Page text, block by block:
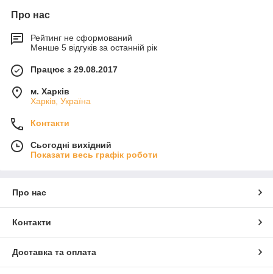
Про нас
Рейтинг не сформований
Менше 5 відгуків за останній рік
Працює з 29.08.2017
м. Харків
Харків, Україна
Контакти
Сьогодні вихідний
Показати весь графік роботи
Про нас
Контакти
Доставка та оплата